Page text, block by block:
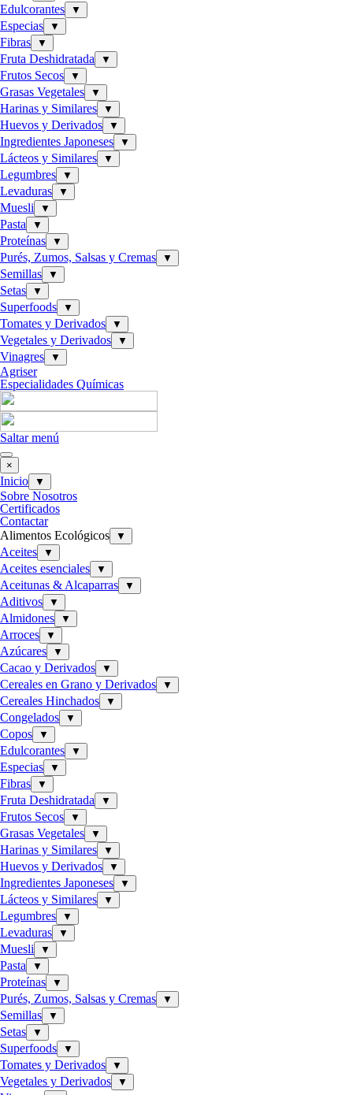
Edulcorantes ▼
Especias ▼
Fibras ▼
Fruta Deshidratada ▼
Frutos Secos ▼
Grasas Vegetales ▼
Harinas y Similares ▼
Huevos y Derivados ▼
Ingredientes Japoneses ▼
Lácteos y Similares ▼
Legumbres ▼
Levaduras ▼
Muesli ▼
Pasta ▼
Proteínas ▼
Purés, Zumos, Salsas y Cremas ▼
Semillas ▼
Setas ▼
Superfoods ▼
Tomates y Derivados ▼
Vegetales y Derivados ▼
Vinagres ▼
Agriser
Especialidades Químicas
Saltar menú
×
Inicio ▼
Sobre Nosotros
Certificados
Contactar
Alimentos Ecológicos
▼
Aceites ▼
Aceites esenciales ▼
Aceitunas & Alcaparras ▼
Aditivos ▼
Almidones ▼
Arroces ▼
Azúcares ▼
Cacao y Derivados ▼
Cereales en Grano y Derivados ▼
Cereales Hinchados ▼
Congelados ▼
Copos ▼
Edulcorantes ▼
Especias ▼
Fibras ▼
Fruta Deshidratada ▼
Frutos Secos ▼
Grasas Vegetales ▼
Harinas y Similares ▼
Huevos y Derivados ▼
Ingredientes Japoneses ▼
Lácteos y Similares ▼
Legumbres ▼
Levaduras ▼
Muesli ▼
Pasta ▼
Proteínas ▼
Purés, Zumos, Salsas y Cremas ▼
Semillas ▼
Setas ▼
Superfoods ▼
Tomates y Derivados ▼
Vegetales y Derivados ▼